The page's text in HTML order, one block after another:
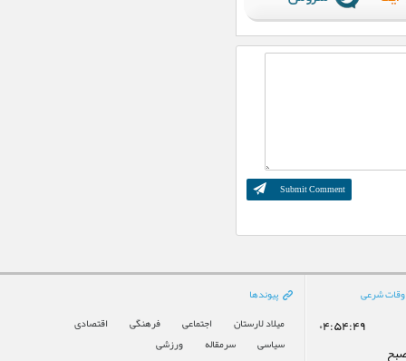
شرعی
۰۴:۵۴:۴۹
پیوندها
میلاد لارستان
اجتماعی فرهنگی
اقتصادی
سیاسی
سرمقاله ورزشی